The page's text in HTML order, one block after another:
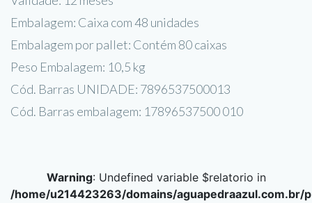
Embalagem: Caixa com 48 unidades
Embalagem por pallet: Contém 80 caixas
Peso Embalagem: 10,5 kg
Cód. Barras UNIDADE: 7896537500013
Cód. Barras embalagem: 17896537500 010
Warning: Undefined variable $relatorio in
/home/u214423263/domains/aguapedraazul.com.br/